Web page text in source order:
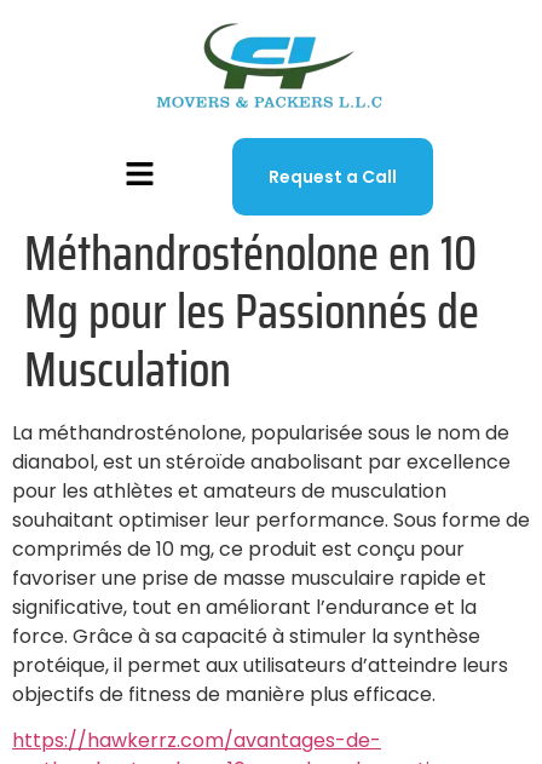
Request a Call
Méthandrosténolone en 10
Mg pour les Passionnés de
Musculation
La méthandrosténolone, popularisée sous le nom de
dianabol, est un stéroïde anabolisant par excellence
pour les athlètes et amateurs de musculation
souhaitant optimiser leur performance. Sous forme de
comprimés de 10 mg, ce produit est conçu pour
favoriser une prise de masse musculaire rapide et
significative, tout en améliorant l’endurance et la
force. Grâce à sa capacité à stimuler la synthèse
protéique, il permet aux utilisateurs d’atteindre leurs
objectifs de fitness de manière plus efficace.
https://hawkerrz.com/avantages-de-